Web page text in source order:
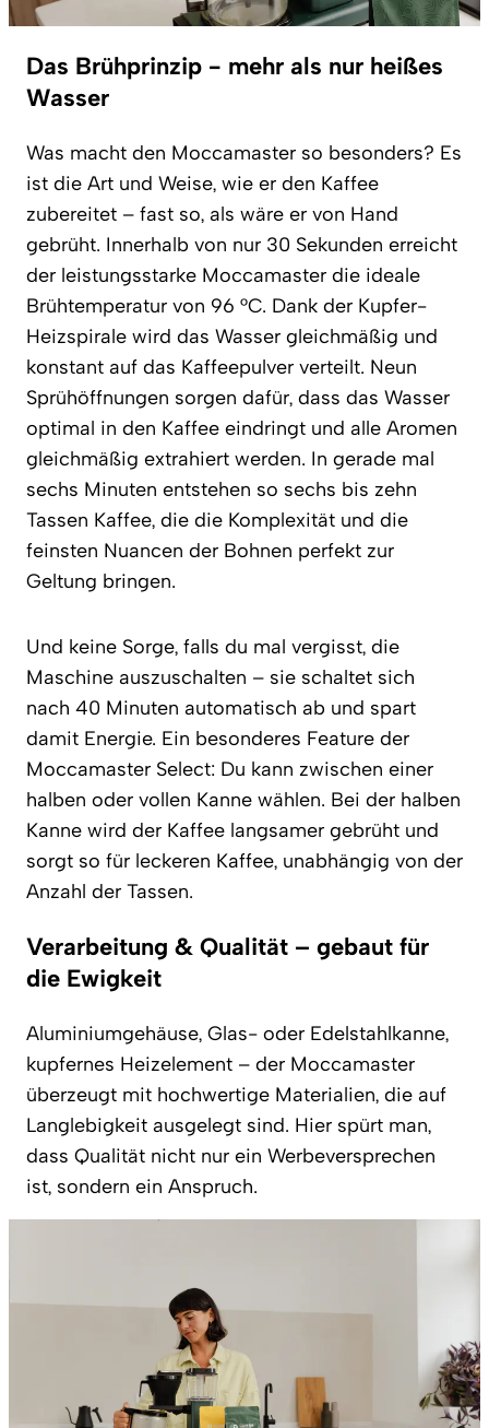
Das Brühprinzip - mehr als nur heißes
Wasser
Was macht den Moccamaster so besonders? Es
ist die Art und Weise, wie er den Kaffee
zubereitet – fast so, als wäre er von Hand
gebrüht. Innerhalb von nur 30 Sekunden erreicht
der leistungsstarke Moccamaster die ideale
Brühtemperatur von 96 °C. Dank der Kupfer-
Heizspirale wird das Wasser gleichmäßig und
konstant auf das Kaffeepulver verteilt. Neun
Sprühöffnungen sorgen dafür, dass das Wasser
optimal in den Kaffee eindringt und alle Aromen
gleichmäßig extrahiert werden. In gerade mal
sechs Minuten entstehen so sechs bis zehn
Tassen Kaffee, die die Komplexität und die
feinsten Nuancen der Bohnen perfekt zur
Geltung bringen.
Und keine Sorge, falls du mal vergisst, die
Maschine auszuschalten – sie schaltet sich
nach 40 Minuten automatisch ab und spart
damit Energie. Ein besonderes Feature der
Moccamaster Select: Du kann zwischen einer
halben oder vollen Kanne wählen. Bei der halben
Kanne wird der Kaffee langsamer gebrüht und
sorgt so für leckeren Kaffee, unabhängig von der
Anzahl der Tassen.
Verarbeitung & Qualität – gebaut für
die Ewigkeit
Aluminiumgehäuse, Glas- oder Edelstahlkanne,
kupfernes Heizelement – der Moccamaster
überzeugt mit hochwertige Materialien, die auf
Langlebigkeit ausgelegt sind. Hier spürt man,
dass Qualität nicht nur ein Werbeversprechen
ist, sondern ein Anspruch.